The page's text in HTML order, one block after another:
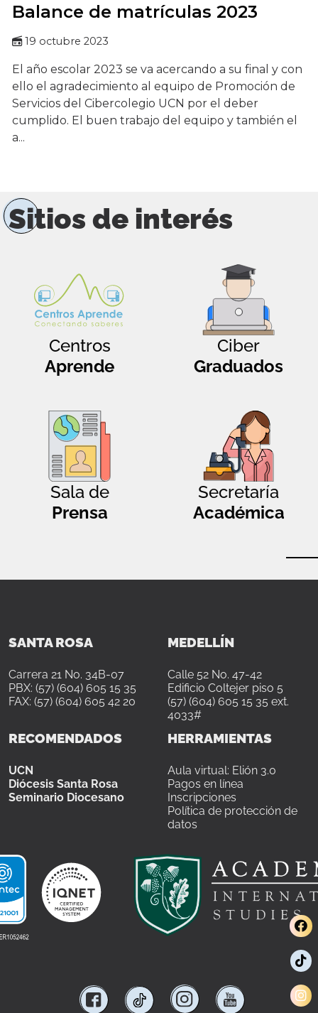
Balance de matrículas 2023
19 octubre 2023
El año escolar 2023 se va acercando a su final y con
ello el agradecimiento al equipo de Promoción de
Servicios del Cibercolegio UCN por el deber
cumplido. El buen trabajo del equipo y también el
a...
Sitios de interés
Centros
Aprende
Ciber
Graduados
Sala de
Prensa
Secretaría
Académica
SANTA ROSA
Carrera 21 No. 34B-07
PBX: (57) (604) 605 15 35
FAX: (57) (604) 605 42 20
MEDELLÍN
Calle 52 No. 47-42
Edificio Coltejer piso 5
(57) (604) 605 15 35 ext.
4033#
RECOMENDADOS
UCN
Diócesis Santa Rosa
Seminario Diocesano
HERRAMIENTAS
Aula virtual: Elión 3.0
Pagos en línea
Inscripciones
Política de protección de
datos